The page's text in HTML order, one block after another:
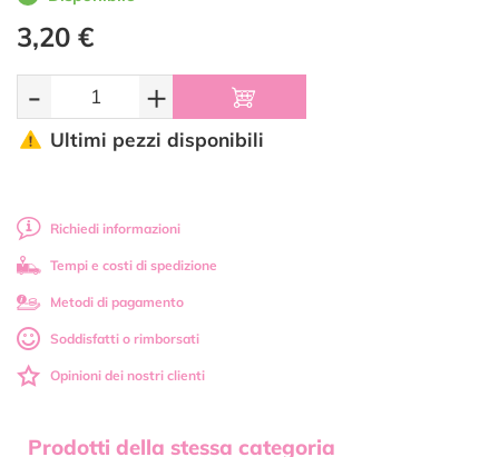
3,20 €
- +
Ultimi pezzi disponibili
Richiedi informazioni
Tempi e costi di spedizione
Metodi di pagamento
Soddisfatti o rimborsati
Opinioni dei nostri clienti
Prodotti della stessa categoria